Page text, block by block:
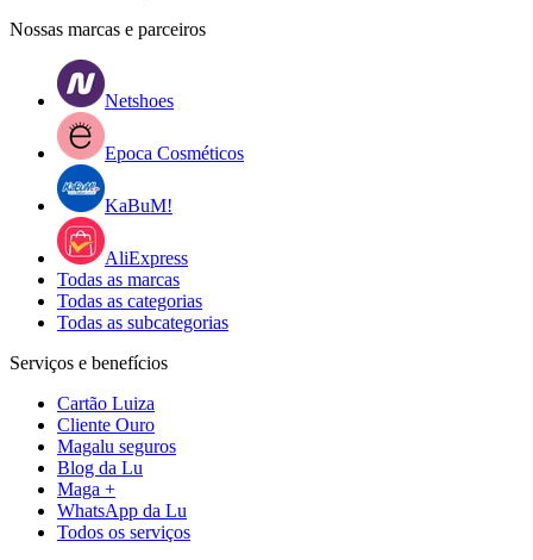
Nossas marcas e parceiros
Netshoes
Epoca Cosméticos
KaBuM!
AliExpress
Todas as marcas
Todas as categorias
Todas as subcategorias
Serviços e benefícios
Cartão Luiza
Cliente Ouro
Magalu seguros
Blog da Lu
Maga +
WhatsApp da Lu
Todos os serviços